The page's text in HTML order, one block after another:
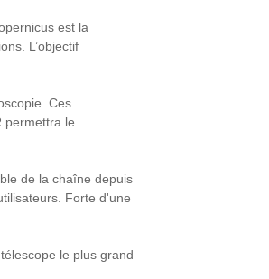
est la
L’objectif
Ces
permettra le
de la chaîne depuis
Forte d'une
le plus grand